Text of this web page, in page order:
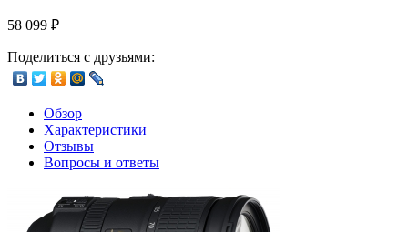
58 099 ₽
Поделиться с друзьями:
Обзор
Характеристики
Отзывы
Вопросы и ответы